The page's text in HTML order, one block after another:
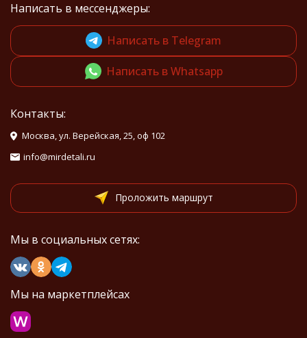
Написать в мессенджеры:
Написать в Telegram
Написать в Whatsapp
Контакты:
Москва, ул. Верейская, 25, оф 102
info@mirdetali.ru
Проложить маршрут
Мы в социальных сетях:
Мы на маркетплейсах